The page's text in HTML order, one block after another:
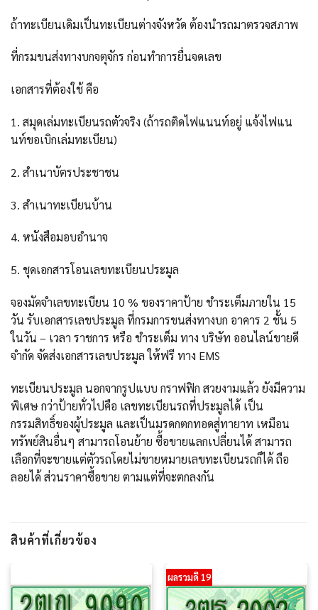
ถ้าทะเบียนเดิมเป็นทะเบียนต่างจังหวัด ต้องนำรถมาตรวจสภาพ
ที่กรมขนส่งทางบกจตุจักร ก่อนทำการยื่นจดเลข
เอกสารที่ต้องใช้ คือ
1. สมุดเล่มทะเบียนรถตัวจริง (ถ้ารถติดไฟแนนท์อยู่ แจ้งไฟแน
นท์ขอเบิกเล่มทะเบียน)
2. สำเนาบัตรประชาชน
3. สำเนาทะเบียนบ้าน
4. หนังสือมอบอำนาจ
5. ชุดเอกสารโอนเลขทะเบียนประมูล
จองมัดจำเลขทะเบียน 10 % ของราคาป้าย ชำระเต็มภายใน 15
วัน รับเอกสารเลขประมูล ที่กรมการขนส่งทางบก อาคาร 2 ชั้น 5
ในวัน – เวลา ราชการ หรือ ชำระเต็ม ทาง บริษัท ออนไลน์ขายดี
จำกัด จัดส่งเอกสารเลขประมูล ให้ฟรี ทาง EMS
ทะเบียนประมูล นอกจากรูปแบบ กราฟฟิก สวยงามแล้ว ยังมีความ
พิเศษ กว่าป้ายทั่วไปคือ เลขทะเบียนรถที่ประมูลได้ เป็น
กรรมสิทธิ์ของผู้ประมูล และเป็นมรดกตกทอดสู่ทายาท เหมือน
ทรัพย์สินอื่นๆ สามารถโอนย้าย ซื้อขายแลกเปลี่ยนได้ สามารถ
เลือกที่จะขายแต่ตัวรถโดยไม่ขายหมายเลขทะเบียนรถก็ได้ ถือ
ลอยได้ ส่วนราคาซื้อขาย ตามแต่ที่จะตกลงกัน
สินค้าที่เกี่ยวข้อง
ผลรวมดี 19